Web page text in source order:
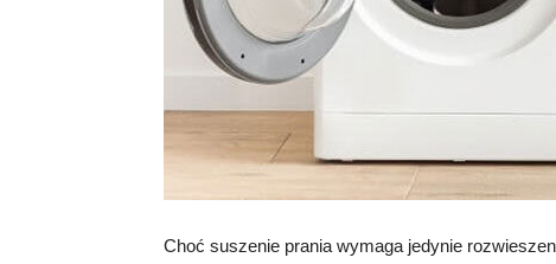
Choć suszenie prania wymaga jedynie